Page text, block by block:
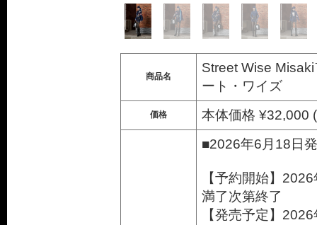
商品名
Street Wise
ート・ワイズ
価格 本体価格 ¥32,000
■2026年6月18日
【予約開始】
満了次第終了
【発売予定】